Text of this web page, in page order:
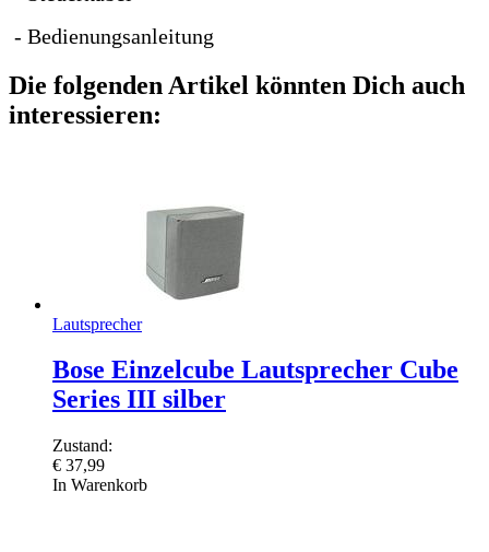
- Bedienungsanleitung
Die folgenden Artikel könnten Dich auch
interessieren:
Lautsprecher
Bose Einzelcube Lautsprecher Cube
Series III silber
Zustand:
€ 37,99
In Warenkorb